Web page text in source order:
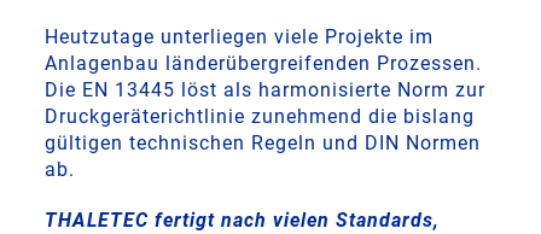
Heutzutage unterliegen viele Projekte im
Anlagenbau länderübergreifenden Prozessen.
Die EN 13445 löst als harmonisierte Norm zur
Druckgeräterichtlinie zunehmend die bislang
gültigen technischen Regeln und DIN Normen
ab.
THALETEC fertigt nach vielen Standards,